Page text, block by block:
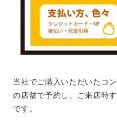
当社でご購入いただいたコ
の店舗で予約し、ご来店時
です。